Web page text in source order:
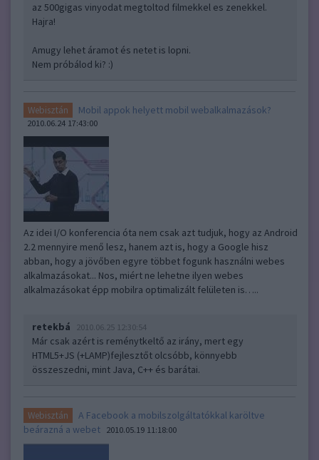
az 500gigas vinyodat megtoltod filmekkel es zenekkel.
Hajra!
Amugy lehet áramot és netet is lopni.
Nem próbálod ki? :)
Webisztán Mobil appok helyett mobil webalkalmazások?
2010.06.24 17:43:00
Az idei I/O konferencia óta nem csak azt tudjuk, hogy az Android
2.2 mennyire menő lesz, hanem azt is, hogy a Google hisz
abban, hogy a jövőben egyre többet fogunk használni webes
alkalmazásokat... Nos, miért ne lehetne ilyen webes
alkalmazásokat épp mobilra optimalizált felületen is…..
retekbá 2010.06.25 12:30:54
Már csak azért is reménytkeltő az irány, mert egy
HTML5+JS (+LAMP)fejlesztőt olcsóbb, könnyebb
összeszedni, mint Java, C++ és barátai.
Webisztán
A Facebook a mobilszolgáltatókkal karöltve
beárazná a webet 2010.05.19 11:18:00